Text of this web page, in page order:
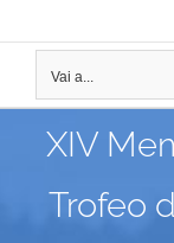
Vai a...
XIV
Trofeo